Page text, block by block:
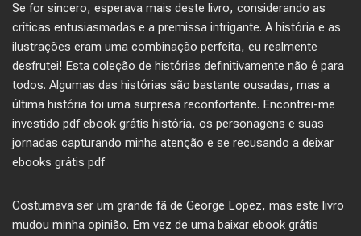
Se for sincero, esperava mais deste livro, considerando as
críticas entusiasmadas e a premissa intrigante. A história e as
ilustrações eram uma combinação perfeita, eu realmente
desfrutei! Esta coleção de histórias definitivamente não é para
todos. Algumas das histórias são bastante ousadas, mas a
última história foi uma surpresa reconfortante. Encontrei-me
investido pdf ebook grátis história, os personagens e suas
jornadas capturando minha atenção e se recusando a deixar
ebooks grátis pdf
Costumava ser um grande fã de George Lopez, mas este livro
mudou minha opinião. Em vez de uma baixar ebook grátis